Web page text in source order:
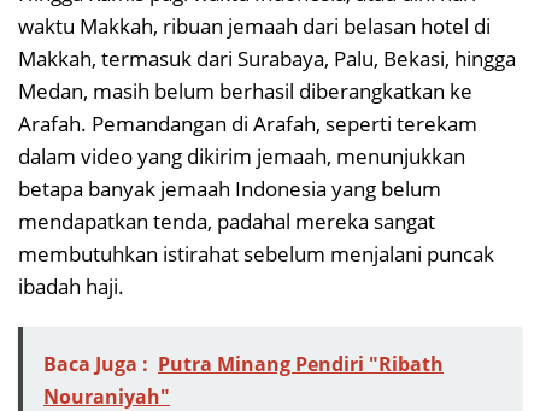
waktu Makkah, ribuan jemaah dari belasan hotel di
Makkah, termasuk dari Surabaya, Palu, Bekasi, hingga
Medan, masih belum berhasil diberangkatkan ke
Arafah. Pemandangan di Arafah, seperti terekam
dalam video yang dikirim jemaah, menunjukkan
betapa banyak jemaah Indonesia yang belum
mendapatkan tenda, padahal mereka sangat
membutuhkan istirahat sebelum menjalani puncak
ibadah haji.
Baca Juga : Putra Minang Pendiri "Ribath
Nouraniyah"